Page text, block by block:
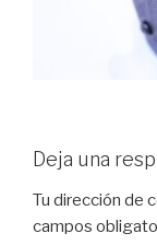
Deja una
Tu dirección de
campos